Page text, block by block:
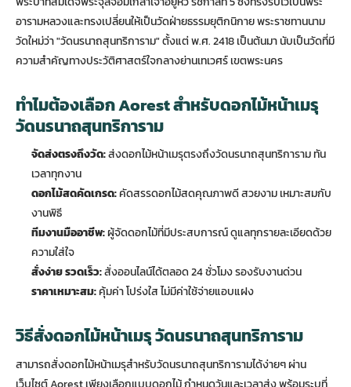
อารามหลวงและทรงเปลี่ยนให้เป็นวัดฝ่ายธรรมยุติกนิกาย พระราชทานนาม
วัดใหม่ว่า "วัดนรนาถสุนทริการาม" ตั้งแต่ พ.ศ. 2418 เป็นต้นมา นับเป็นวัดที่มี
ความสำคัญทางประวัติศาสตร์ใจกลางย่านเทเวศร์ เขตพระนคร
ทำไมต้องเลือก Aorest สำหรับดอกไม้หน้าเมรุ
วัดนรนาถสุนทริการาม
จัดส่งตรงถึงวัด:ส่งดอกไม้หน้าเมรุตรงถึงวัดนรนาถสุนทริการาม ทัน
เวลาทุกงาน
ดอกไม้สดคัดเกรด:คัดสรรดอกไม้สดคุณภาพดี สวยงาม เหมาะสมกับ
งานพิธี
ทีมงานมืออาชีพ:ผู้จัดดอกไม้ที่มีประสบการณ์ ดูแลทุกรายละเอียดด้วย
ความใส่ใจ
สั่งง่าย รวดเร็ว:สั่งออนไลน์ได้ตลอด 24 ชั่วโมง รองรับงานด่วน
ราคาเหมาะสม:คุ้มค่า โปร่งใส ไม่มีค่าใช้จ่ายแอบแฝง
วิธีสั่งดอกไม้หน้าเมรุ วัดนรนาถสุนทริการาม
สามารถสั่งดอกไม้หน้าเมรุสำหรับวัดนรนาถสุนทริการามได้ง่ายๆ ผ่าน